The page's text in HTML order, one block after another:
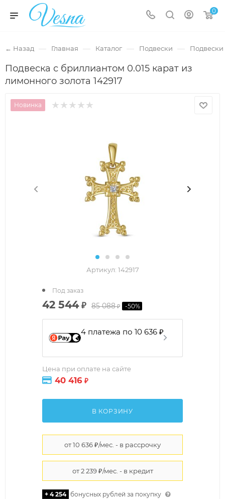
0
← Назад — Главная — Каталог — Подвески — Подвески
Подвеска с бриллиантом 0.015 карат из
лимонного золота 142917
Новинка
Артикул: 142917
42 544₽ 85 088₽ -50%
4 платежа по 10 636 ₽
Цена при оплате на сайте
40 416 ₽
Под заказ
В КОРЗИНУ
+ 4 254 бонусных рублей за покупку